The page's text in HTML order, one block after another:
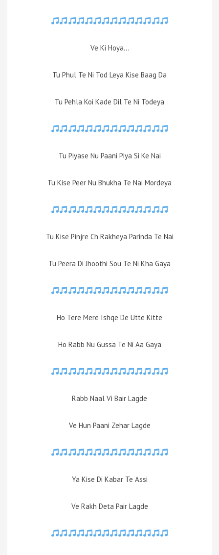
Ve Ki Hoya…
Tu Phul Te Ni Tod Leya Kise Baag Da
Tu Pehla Koi Kade Dil Te Ni Todeya
Tu Piyase Nu Paani Piya Si Ke Nai
Tu Kise Peer Nu Bhukha Te Nai Mordeya
Tu Kise Pinjre Ch Rakheya Parinda Te Nai
Tu Peera Di Jhoothi Sou Te Ni Kha Gaya
Ho Tere Mere Ishqe De Utte Kitte
Ho Rabb Nu Gussa Te Ni Aa Gaya
Rabb Naal Vi Bair Lagde
Ve Hun Paani Zehar Lagde
Ya Kise Di Kabar Te Assi
Ve Rakh Deta Pair Lagde